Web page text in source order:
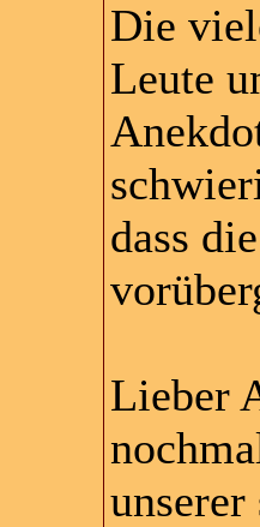
Die
Leute
dass
Lieber